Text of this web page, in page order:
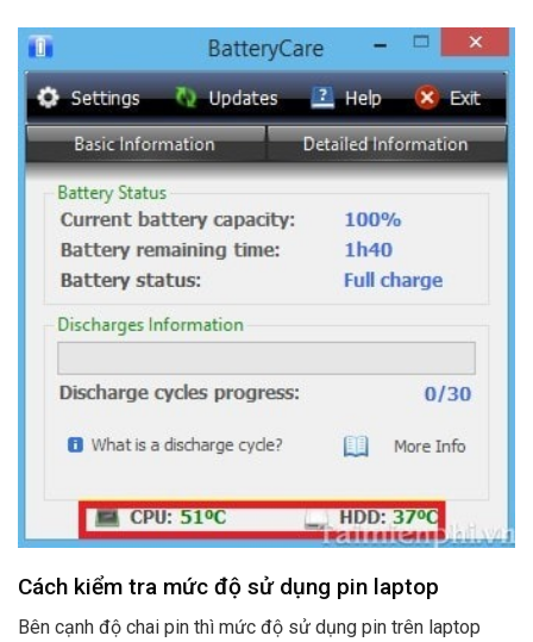
Cách kiểm tra mức độ sử dụng pin laptop
Bên cạnh độ chai pin thì mức độ sử dụng pin trên laptop